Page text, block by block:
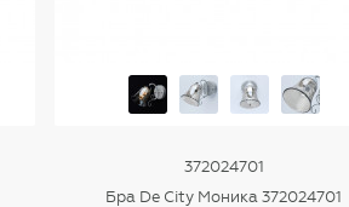
372024701
Бра De City Моника 372024701